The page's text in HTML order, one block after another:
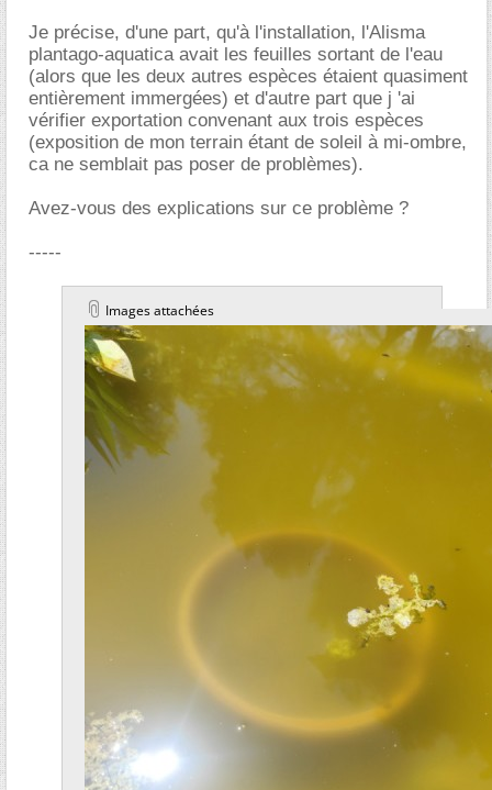
Je précise, d'une part, qu'à l'installation, l'Alisma
plantago-aquatica avait les feuilles sortant de l'eau
(alors que les deux autres espèces étaient quasiment
entièrement immergées) et d'autre part que j 'ai
vérifier exportation convenant aux trois espèces
(exposition de mon terrain étant de soleil à mi-ombre,
ca ne semblait pas poser de problèmes).
Avez-vous des explications sur ce problème ?
-----
Images attachées